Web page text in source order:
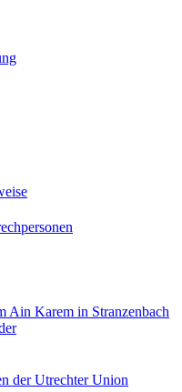
Ain Karem in Stranzenbach
der Utrechter Union